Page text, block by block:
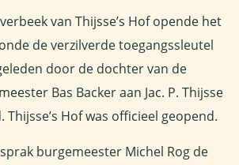
van Thijsse’s Hof opende het
de verzilverde toegangssleutel
door de dochter van de
Bas Backer aan Jac. P. Thijsse
Hof was officieel geopend.
burgemeester Michel Rog de